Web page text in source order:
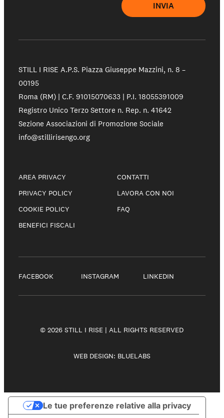
INVIA
STILL I RISE A.P.S. Piazza Giuseppe Mazzini, n. 8 –
00195
Roma (RM) | C.F. 91015070633 | P.I. 18055391009
Registro Unico Terzo Settore n. Rep. n. 41642
Sezione Associazioni di Promozione Sociale
info@stillirisengo.org
AREA PRIVACY
PRIVACY POLICY
COOKIE POLICY
BENEFICI FISCALI
CONTATTI
LAVORA CON NOI
FAQ
FACEBOOK INSTAGRAM LINKEDIN
© 2026 STILL I RISE | ALL RIGHTS RESERVED
WEB DESIGN: BLUELABS
Le tue preferenze relative alla privacy